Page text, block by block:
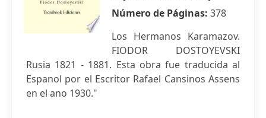
Número de Páginas: 378
Los Hermanos Karamazov.
FIODOR DOSTOYEVSKI
Rusia 1821 - 1881. Esta obra fue traducida al
Espanol por el Escritor Rafael Cansinos Assens
en el ano 1930."